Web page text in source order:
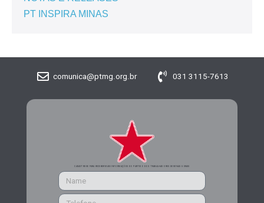
PT INSPIRA MINAS
comunica@ptmg.org.br 031 3115-7613
CADASTRE-SE PARA RECEBER MAIS INFORMAÇÕES DO PARTIDO DOS TRABALHADORES DE MINAS GERAIS